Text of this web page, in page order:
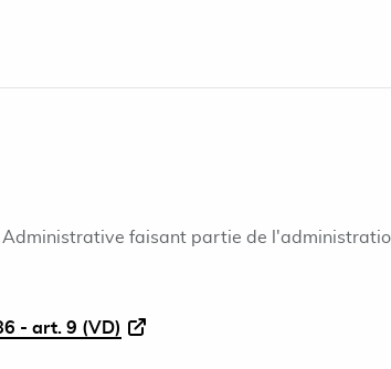
Administrative faisant partie de
- art. 9 (VD)